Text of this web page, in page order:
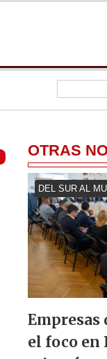
OTRAS
DEL SUR AL
Empresas
el foco en